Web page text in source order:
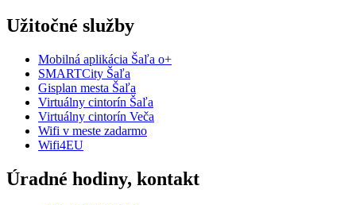
Užitočné služby
Mobilná aplikácia Šaľa o+
SMARTCity Šaľa
Gisplan mesta Šaľa
Virtuálny cintorín Šaľa
Virtuálny cintorín Veča
Wifi v meste zadarmo
Wifi4EU
Úradné hodiny, kontakt